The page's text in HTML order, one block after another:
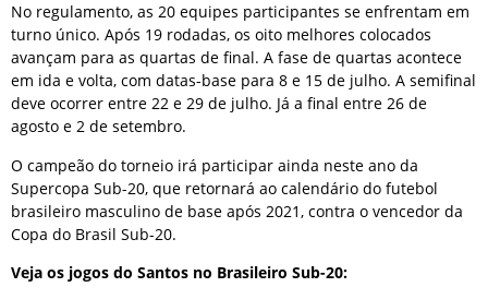
No regulamento, as 20 equipes participantes se enfrentam em
turno único. Após 19 rodadas, os oito melhores colocados
avançam para as quartas de final. A fase de quartas acontece
em ida e volta, com datas-base para 8 e 15 de julho. A semifinal
deve ocorrer entre 22 e 29 de julho. Já a final entre 26 de
agosto e 2 de setembro.
O campeão do torneio irá participar ainda neste ano da
Supercopa Sub-20, que retornará ao calendário do futebol
brasileiro masculino de base após 2021, contra o vencedor da
Copa do Brasil Sub-20.
Veja os jogos do Santos no Brasileiro Sub-20: